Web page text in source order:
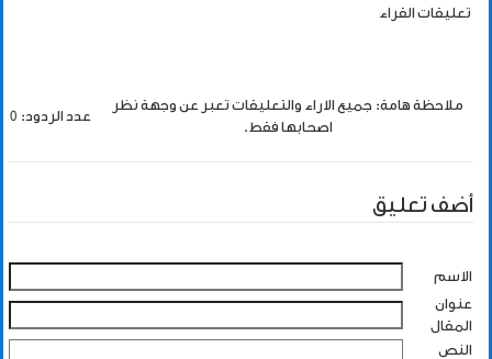
تعليقات القراء
ملاحظة هامة: جميع الاراء والتعليقات تعبر عن وجهة نظر
اصحابها فقط.
عدد الردود: 0
أضف تعليق
الاسم
عنوان
المقال
النص